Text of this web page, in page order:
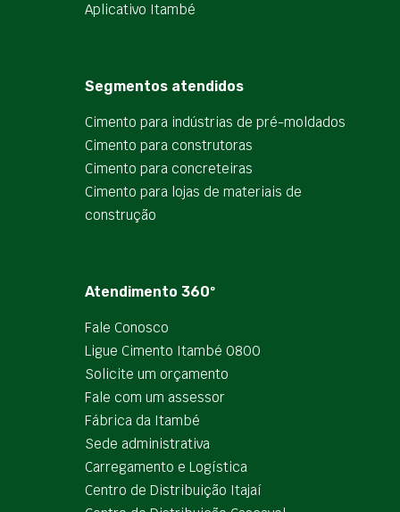
Aplicativo Itambé
Segmentos atendidos
Cimento para indústrias de pré-moldados
Cimento para construtoras
Cimento para concreteiras
Cimento para lojas de materiais de
construção
Atendimento 360º
Fale Conosco
Ligue Cimento Itambé 0800
Solicite um orçamento
Fale com um assessor
Fábrica da Itambé
Sede administrativa
Carregamento e Logística
Centro de Distribuição Itajaí